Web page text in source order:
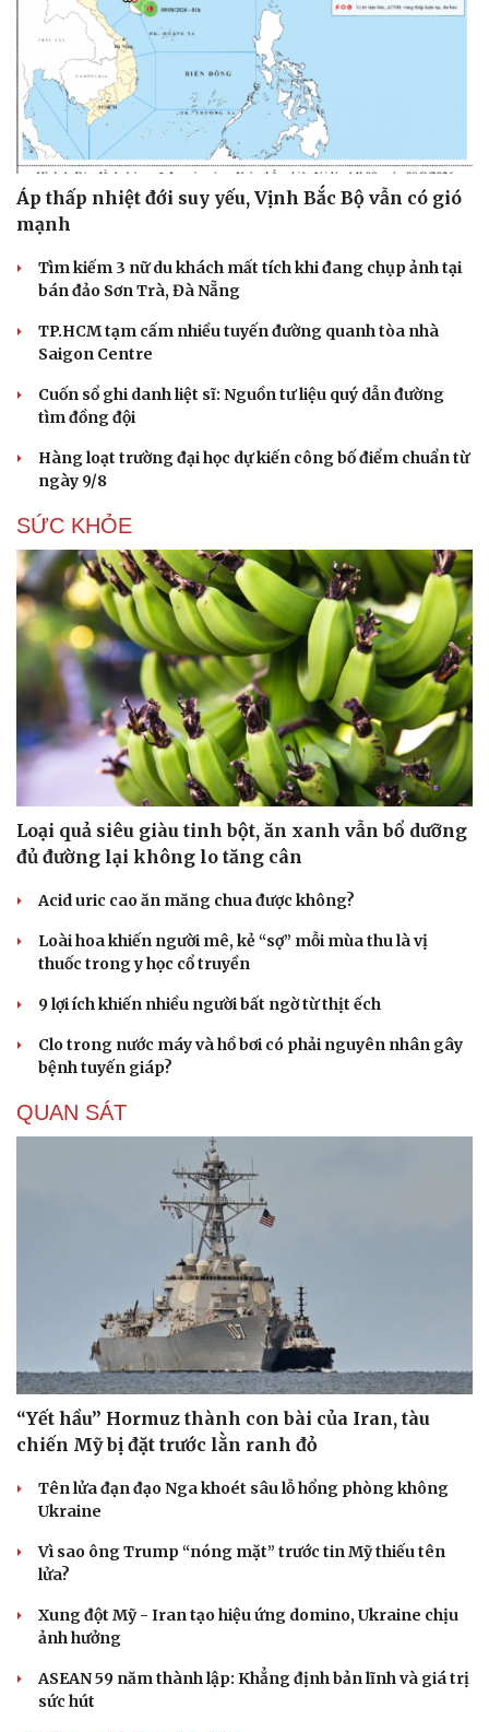
Du lịch
Tư vấn
Săn Tour
Podcast
Câu chuyện thời sự
Đọc truyện đêm khuya
Cửa sổ tình yêu
Kể chuyện cho bé
Hạt giống tâm hồn
Áp thấp nhiệt đới suy yếu, Vịnh Bắc Bộ vẫn có gió
mạnh
Tìm kiếm 3 nữ du khách mất tích khi đang chụp ảnh tại
bán đảo Sơn Trà, Đà Nẵng
TP.HCM tạm cấm nhiều tuyến đường quanh tòa nhà
Saigon Centre
Cuốn sổ ghi danh liệt sĩ: Nguồn tư liệu quý dẫn đường
tìm đồng đội
Hàng loạt trường đại học dự kiến công bố điểm chuẩn từ
ngày 9/8
SỨC KHỎE
Loại quả siêu giàu tinh bột, ăn xanh vẫn bổ dưỡng
đủ đường lại không lo tăng cân
Acid uric cao ăn măng chua được không?
Loài hoa khiến người mê, kẻ “sợ” mỗi mùa thu là vị
thuốc trong y học cổ truyền
9 lợi ích khiến nhiều người bất ngờ từ thịt ếch
Clo trong nước máy và hồ bơi có phải nguyên nhân gây
bệnh tuyến giáp?
QUAN SÁT
“Yết hầu” Hormuz thành con bài của Iran, tàu
chiến Mỹ bị đặt trước lằn ranh đỏ
Tên lửa đạn đạo Nga khoét sâu lỗ hổng phòng không
Ukraine
Vì sao ông Trump “nóng mặt” trước tin Mỹ thiếu tên
lửa?
Xung đột Mỹ - Iran tạo hiệu ứng domino, Ukraine chịu
ảnh hưởng
ASEAN 59 năm thành lập: Khẳng định bản lĩnh và giá trị
sức hút